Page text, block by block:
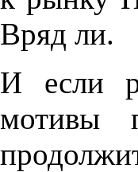
Вряд ли.
И если
мотивы